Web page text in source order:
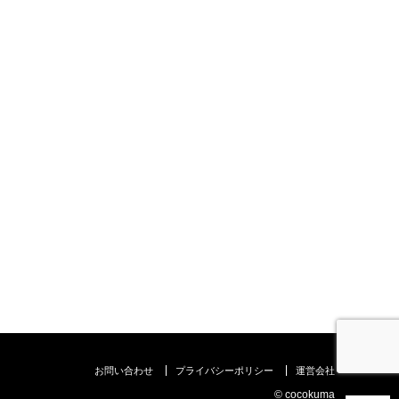
お問い合わせ プライバシーポリシー 運営会社
©︎ cocokuma